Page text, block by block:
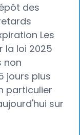
des
Les
la loi 2025
non
jours plus
particulier
sur